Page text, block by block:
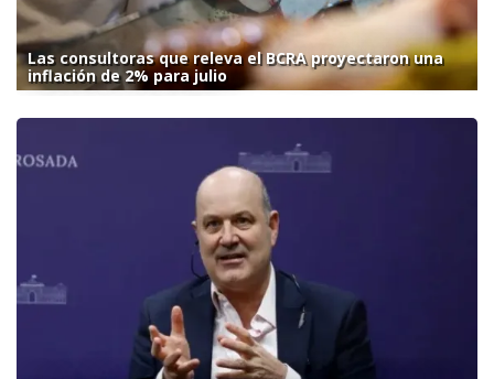
Las consultoras que releva el BCRA proyectaron una
inflación de 2% para julio